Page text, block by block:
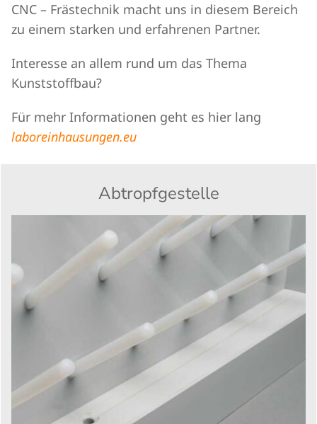
CNC – Frästechnik macht uns in diesem Bereich
zu einem starken und erfahrenen Partner.
Interesse an allem rund um das Thema
Kunststoffbau?
Für mehr Informationen geht es hier lang
laboreinhausungen.eu
Abtropfgestelle